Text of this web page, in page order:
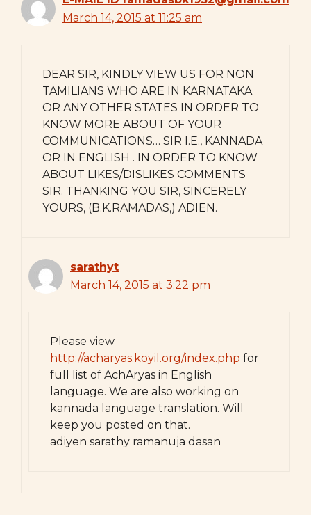
March 14, 2015 at 11:25 am
DEAR SIR, KINDLY VIEW US FOR NON
TAMILIANS WHO ARE IN KARNATAKA
OR ANY OTHER STATES IN ORDER TO
KNOW MORE ABOUT OF YOUR
COMMUNICATIONS… SIR I.E., KANNADA
OR IN ENGLISH . IN ORDER TO KNOW
ABOUT LIKES/DISLIKES COMMENTS
SIR. THANKING YOU SIR, SINCERELY
YOURS, (B.K.RAMADAS,) ADIEN.
sarathyt
March 14, 2015 at 3:22 pm
Please view
http://acharyas.koyil.org/index.php for
full list of AchAryas in English
language. We are also working on
kannada language translation. Will
keep you posted on that.
adiyen sarathy ramanuja dasan